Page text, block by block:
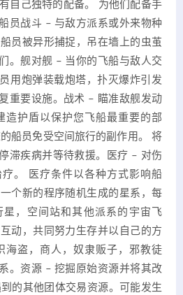
自己独特的配备。 为他们配备手
员战斗 – 与敌方派系或外来物种
员被异形捕捉，吊在墙上的虫茧
。舰对舰 – 当你的飞船与敌人交
用炮弹装载炮塔，扑灭爆炸引发
重要设施。战术 – 瞄准敌舰发动
造护盾以保护您飞船最重要的部
船员免受空间旅行的副作用。 将
滞疾病并等待救援。医疗 – 对伤
。 医疗条件以各种方式影响船
个新的程序随机生成的星系，每
，空间站和其他派系的宇宙飞
动，共同努力生存并以自己的方
海盗，商人，奴隶贩子，邪教徒
。资源 – 挖掘原始资源并将其改
的其他团体交易资源。可能发生